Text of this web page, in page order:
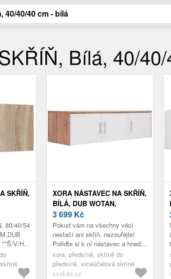
Bílá, 40/
SKŘÍŇ,
80/40/54
**Š/V/H:
XORA NÁSTAVEC NA SKŘÍŇ,
BÍLÁ, DUB WOTAN,
157/43/54 CM
3 699 Kč
Pokud vám na všechny věci
nestačí ani skříň, nezoufejte!
Pořiďte si k ní nástavec a hned
máte o přídavný úložný prostor
postaráno! Ve stejném barev...
xora, předsíně, skříně do
předsíně, víceúčelové skříně
xxxlutz.cz